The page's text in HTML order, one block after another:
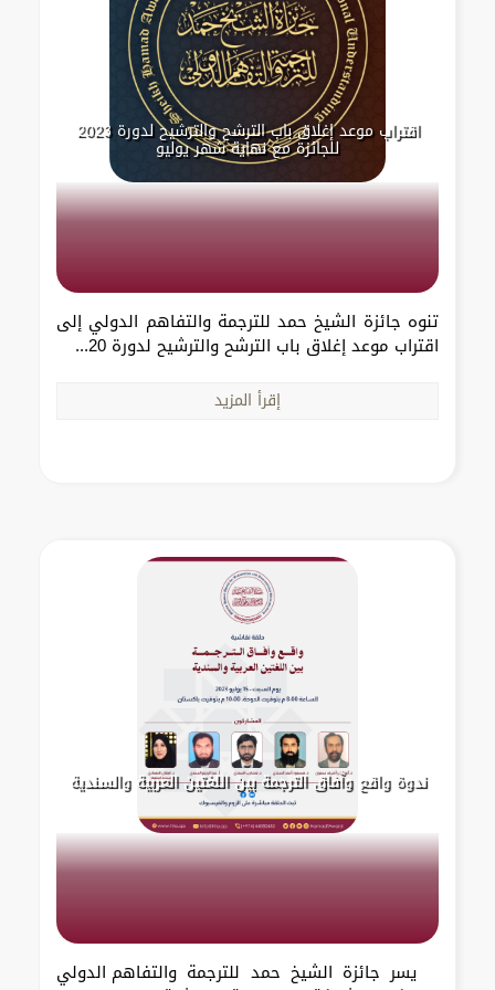
اقتراب موعد إغلاق باب الترشح والترشيح لدورة 2023
للجائزة مع نهاية شهر يوليو
تنوه جائزة الشيخ حمد للترجمة والتفاهم الدولي إلى
اقتراب موعد إغلاق باب الترشح والترشيح لدورة 20...
إقرأ المزيد
ندوة واقع وآفاق الترجمة بين اللغتين العربية والسندية
يسر جائزة الشيخ حمد للترجمة والتفاهم الدولي